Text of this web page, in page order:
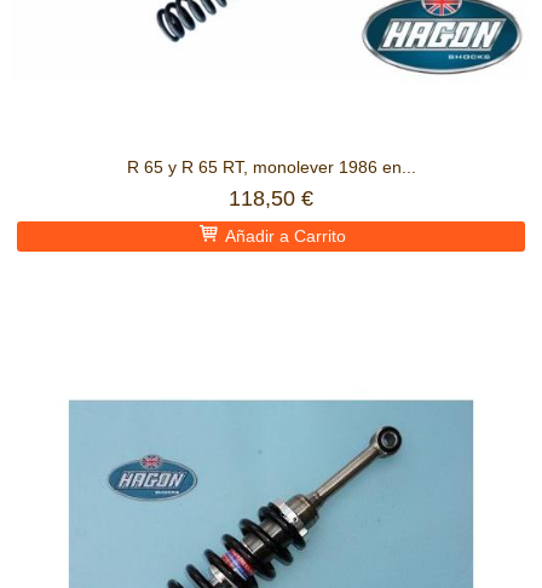
R 65 y R 65 RT, monolever 1986 en...
118,50 €
Añadir a Carrito